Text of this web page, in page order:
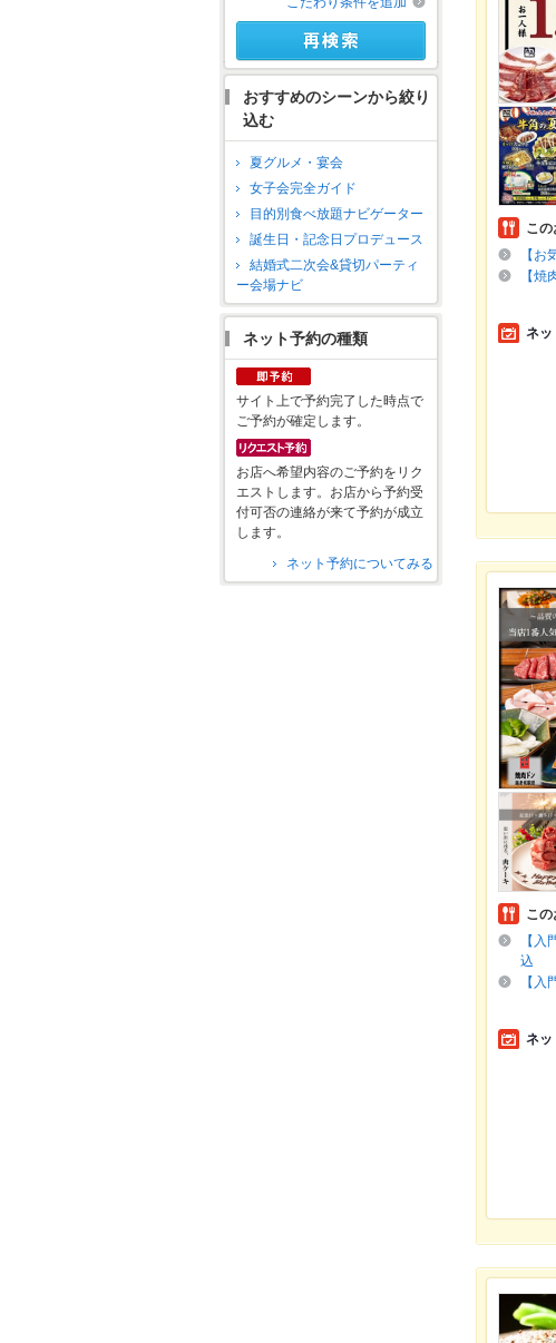
おすすめのシーンから絞り
込む
夏グルメ・宴会
女子会完全ガイド
目的別食べ放題ナビゲーター
誕生日・記念日プロデュース
結婚式二次会&貸切パーティ
ー会場ナビ
ネット予約の種類
サイト上で予約完了した時点で
ご予約が確定します。
お店へ希望内容のご予約をリク
エストします。お店から予約受
付可否の連絡が来て予約が成立
します。
ネット予約についてみる
この
【
【
ネッ
この
【
込
【
ネッ